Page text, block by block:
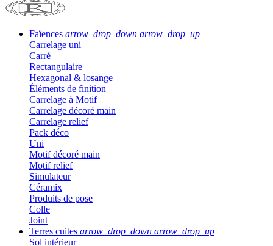
Faïences arrow_drop_down arrow_drop_up
Carrelage uni
Carré
Rectangulaire
Hexagonal & losange
Éléments de finition
Carrelage à Motif
Carrelage décoré main
Carrelage relief
Pack déco
Uni
Motif décoré main
Motif relief
Simulateur
Céramix
Produits de pose
Colle
Joint
Terres cuites arrow_drop_down arrow_drop_up
Sol intérieur